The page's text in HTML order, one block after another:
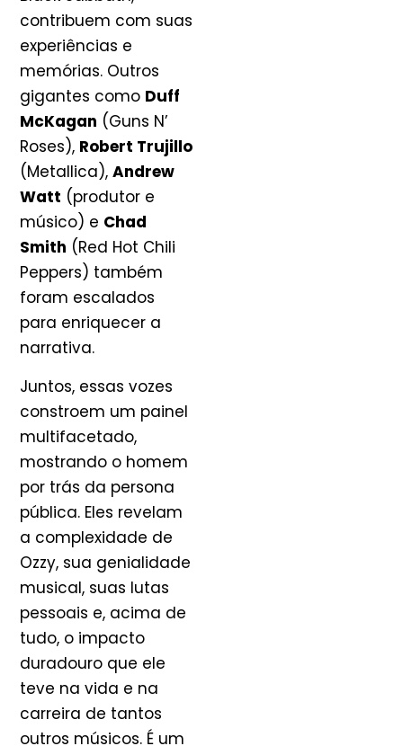
contribuem com suas
experiências e
memórias. Outros
gigantes como Duff
McKagan (Guns N’
Roses), Robert Trujillo
(Metallica), Andrew
Watt (produtor e
músico) e Chad
Smith (Red Hot Chili
Peppers) também
foram escalados
para enriquecer a
narrativa.
Juntos, essas vozes
constroem um painel
multifacetado,
mostrando o homem
por trás da persona
pública. Eles revelam
a complexidade de
Ozzy, sua genialidade
musical, suas lutas
pessoais e, acima de
tudo, o impacto
duradouro que ele
teve na vida e na
carreira de tantos
outros músicos. É um